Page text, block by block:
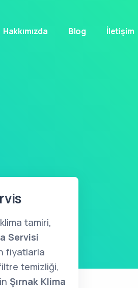
Hakkımızda Blog İletişim
tamiri,
Servisi
fiyatlarla
temizliği,
Şırnak Klima